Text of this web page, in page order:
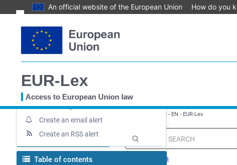
An official website of the European Union How do you
to
content
EUR-Lex
Access to European Union law
are
Απόφαση - ΕΕ - 2025/3469 - EN - EUR-Lex
MENU
search
Search tips
Document information
Up-to-date link
Permanent link
Save to My items
Create an email alert
Create an RSS alert
Table of contents